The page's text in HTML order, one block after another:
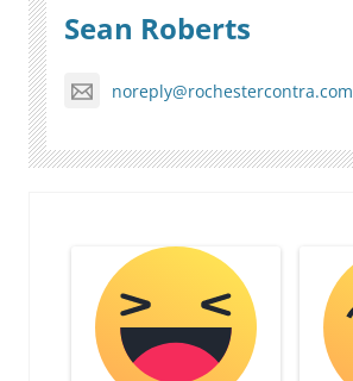
Sean Roberts
noreply@rochestercontra.com